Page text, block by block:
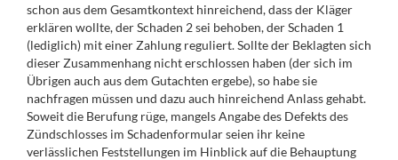
schon aus dem Gesamtkontext hinreichend, dass der Kläger
erklären wollte, der Schaden 2 sei behoben, der Schaden 1
(lediglich) mit einer Zahlung reguliert. Sollte der Beklagten sich
dieser Zusammenhang nicht erschlossen haben (der sich im
Übrigen auch aus dem Gutachten ergebe), so habe sie
nachfragen müssen und dazu auch hinreichend Anlass gehabt.
Soweit die Berufung rüge, mangels Angabe des Defekts des
Zündschlosses im Schadenformular seien ihr keine
verlässlichen Feststellungen im Hinblick auf die Behauptung